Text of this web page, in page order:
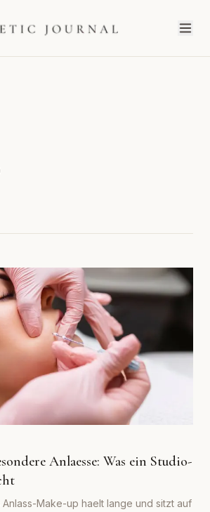
Anlaesse: Was ein Studio-
Make-up haelt lange und sitzt auf